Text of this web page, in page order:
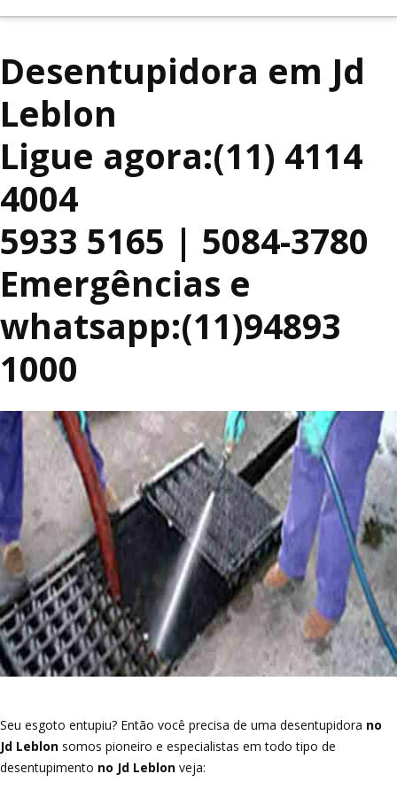
Desentupidora em Jd
Leblon
Ligue agora:(11) 4114
4004
5933 5165 | 5084-3780
Emergências e
whatsapp:(11)94893
1000
Seu esgoto entupiu? Então você precisa de uma desentupidora no
Jd Leblon somos pioneiro e especialistas em todo tipo de
desentupimento no Jd Leblon veja: